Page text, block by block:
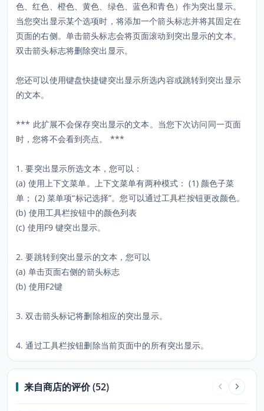
色、红色、橙色、黄色、绿色、蓝色和青色）作为突出显示。
当您突出显示某个选项时，将添加一个箭头标志并将其固定在
页面的右侧。单击箭头标志会将页面滚动到突出显示的文本。
双击箭头标志将删除突出显示。
您还可以使用键盘快捷键突出显示所选内容或跳转到突出显示
的文本。
*** 此扩展不会保存突出显示的文本。当您下次访问同一页面
时，您将不会看到亮点。 ***
1. 要突出显示所选文本，您可以：
(a) 使用上下文菜单。上下文菜单有两种模式： (1) 颜色子菜
单； (2) 菜单项“标记选择”。您可以通过工具栏按钮更改颜色。
(b) 使用工具栏按钮中的颜色列表
(c) 使用F9 键突出显示。
2. 要跳转到突出显示的文本，您可以
(a) 单击页面右侧的箭头标志
(b) 使用F2键
3. 双击箭头标记将删除相应的突出显示。
4. 通过工具栏按钮删除当前页面中的所有突出显示。
来自商店的评价 (52)